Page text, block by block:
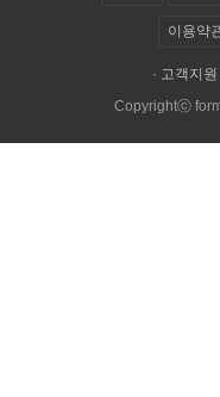
이용약
· 고객지원
Copyrightⓒ